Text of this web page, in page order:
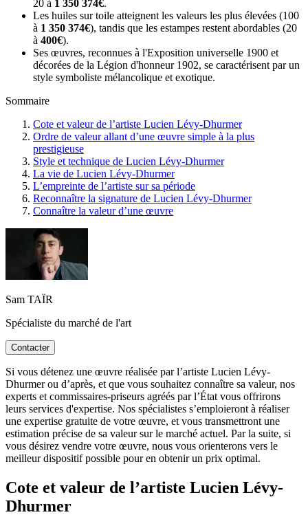
20 à 1 350 374€.
Les huiles sur toile atteignent les valeurs les plus élevées (100
à 1 350 374€), tandis que les estampes restent abordables (20
à 400€).
Ses œuvres, reconnues à l'Exposition universelle 1900 et
décorées de la Légion d'honneur 1902, se caractérisent par un
style symboliste mélancolique et exotique.
Sommaire
Cote et valeur de l’artiste Lucien Lévy-Dhurmer
Ordre de valeur allant d’une œuvre simple à la plus
prestigieuse
Style et technique de Lucien Lévy-Dhurmer
La vie de Lucien Lévy-Dhurmer
L’empreinte de l’artiste sur sa période
Reconnaître la signature de Lucien Lévy-Dhurmer
Connaître la valeur d’une œuvre
Sam TAÏR
Spécialiste du marché de l'art
Contacter
Si vous détenez une œuvre réalisée par l’artiste Lucien Lévy-
Dhurmer ou d’après, et que vous souhaitez connaître sa valeur, nos
experts et commissaires-priseurs agréés par l’État vous offrirons
leurs services d'expertise. Nos spécialistes s’emploieront à réaliser
une expertise gratuite de votre œuvre, et vous transmettront une
estimation précise de sa valeur sur le marché actuel. Par la suite, si
vous désirez vendre votre œuvre, nous vous orienterons vers le
meilleur dispositif possible pour en obtenir un prix optimal.
Cote et valeur de l’artiste Lucien Lévy-
Dhurmer